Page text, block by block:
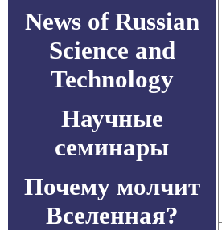
News of Russian
Science and
Technology
Научные
семинары
Почему молчит
Вселенная?